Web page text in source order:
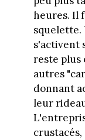
heures. Il
squelette.
s'activent
reste plus
autres
donnant
leur